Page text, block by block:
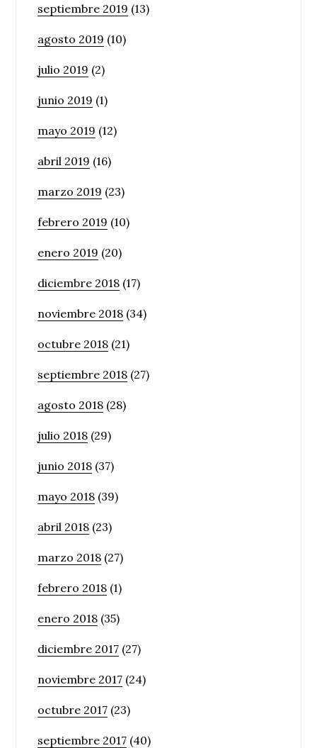
septiembre 2019 (13)
agosto 2019 (10)
julio 2019 (2)
junio 2019 (1)
mayo 2019 (12)
abril 2019 (16)
marzo 2019 (23)
febrero 2019 (10)
enero 2019 (20)
diciembre 2018 (17)
noviembre 2018 (34)
octubre 2018 (21)
septiembre 2018 (27)
agosto 2018 (28)
julio 2018 (29)
junio 2018 (37)
mayo 2018 (39)
abril 2018 (23)
marzo 2018 (27)
febrero 2018 (1)
enero 2018 (35)
diciembre 2017 (27)
noviembre 2017 (24)
octubre 2017 (23)
septiembre 2017 (40)